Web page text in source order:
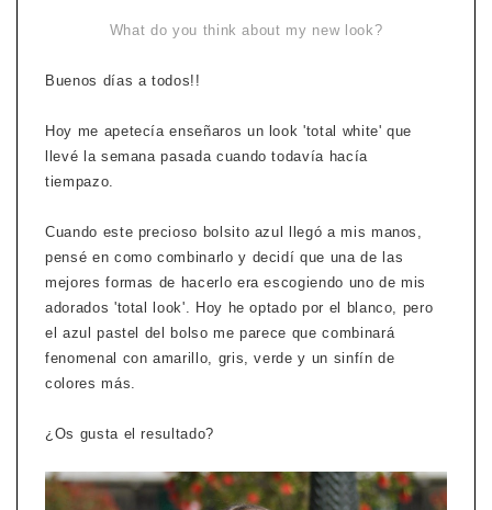
What do you think about my new look?
Buenos días a todos!!
Hoy me apetecía enseñaros un look 'total white' que
llevé la semana pasada cuando todavía hacía
tiempazo.
Cuando este precioso bolsito azul llegó a mis manos,
pensé en como combinarlo y decidí que una de las
mejores formas de hacerlo era escogiendo uno de mis
adorados 'total look'. Hoy he optado por el blanco, pero
el azul pastel del bolso me parece que combinará
fenomenal con amarillo, gris, verde y un sinfín de
colores más.
¿Os gusta el resultado?